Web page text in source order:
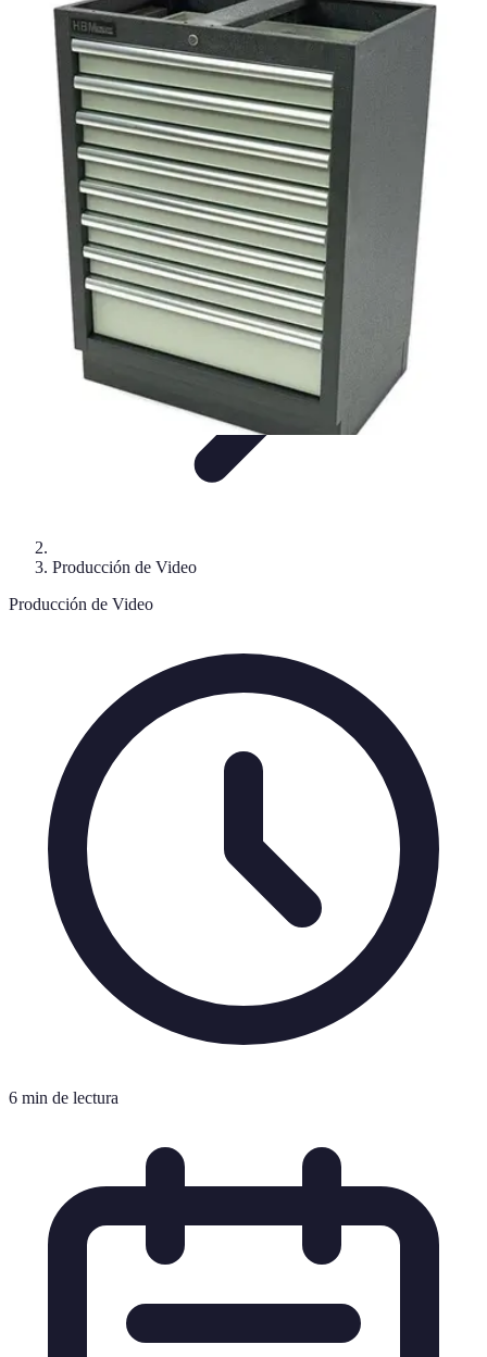
Video y Música
Producción de Vídeos
Creación de Videos
MusicalesListasProducción de Videos Promoción Musical
Video y Música
Producción de Video
Producción de Video
6 min de lectura